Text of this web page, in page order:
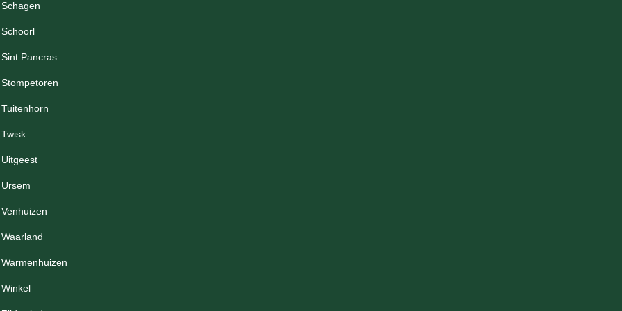
Schagen
Schoorl
Sint Pancras
Stompetoren
Tuitenhorn
Twisk
Uitgeest
Ursem
Venhuizen
Waarland
Warmenhuizen
Winkel